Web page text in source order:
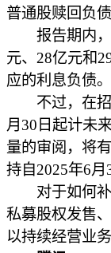
普通股赎回负
报告期内，
元、28亿元和
应的利息负债。
不过，在招
月30日起计未
量的审阅，将
持自2025年6月
对于如何补
私募股权发售
以持续经营业务